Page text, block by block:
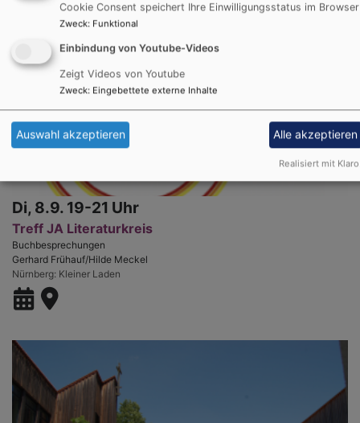
Di, 8.9. 19-21 Uhr
Treff JA Literaturkreis
Buchbesprechungen
Gerhard Frühauf/Hilde Meckel
Nürnberg Kleiner Laden
Cookie Consent speichert Ihre Einwilligungsstatus im Browser
Zweck: Funktional
Einbindung von Youtube-Videos
Zeigt Videos von Youtube
Zweck: Eingebettete externe Inhalte
Auswahl akzeptieren Alle akzeptieren
Realisiert mit